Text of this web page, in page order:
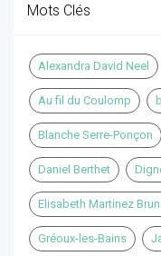
Mots Clés
Alexandra David Neel
Au fil du Coulomp
Blanche Serre-Ponçon
Daniel Berthet
Elisabeth Martinez
Gréoux-les-Bains